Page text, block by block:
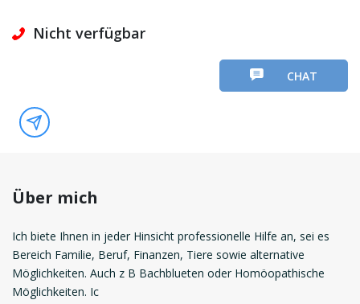
Nicht verfügbar
CHAT
Über mich
Ich biete Ihnen in jeder Hinsicht professionelle Hilfe an, sei es
Bereich Familie, Beruf, Finanzen, Tiere sowie alternative
Möglichkeiten. Auch z B Bachblueten oder Homöopathische
Möglichkeiten. Ic